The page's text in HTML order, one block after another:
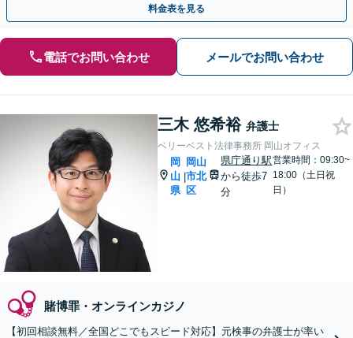
料金表を見る
電話でお問い合わせ メールでお問い合わせ
三木 悠希裕 弁護士
ベリーベスト法律事務所 岡山オフィス
岡
山
県
|
岡山
市北
区
県庁通り駅
から徒歩7
分
営業時間：09:30~
18:00（土日祝
日）
賭博罪・オンラインカジノ
【初回相談無料／全国どこでもスピード対応】元検事の弁護士が率い